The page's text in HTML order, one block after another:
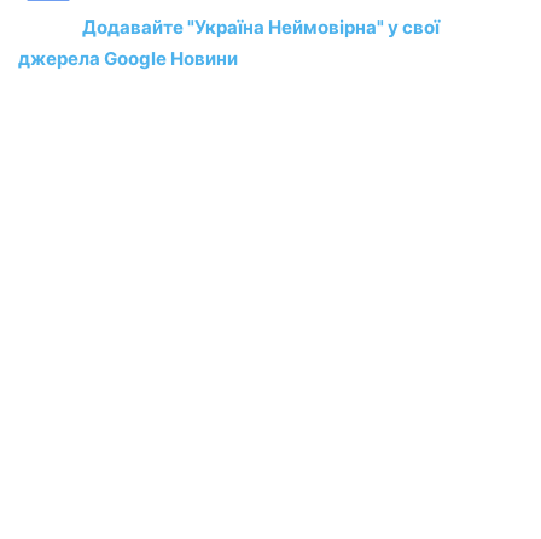
Додавайте "Україна Неймовірна" у свої
джерела Google Новини